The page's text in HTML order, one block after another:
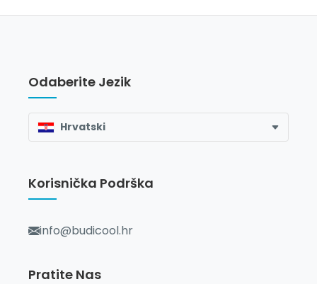
Odaberite Jezik
Hrvatski
Korisnička Podrška
info@budicool.hr
Pratite Nas